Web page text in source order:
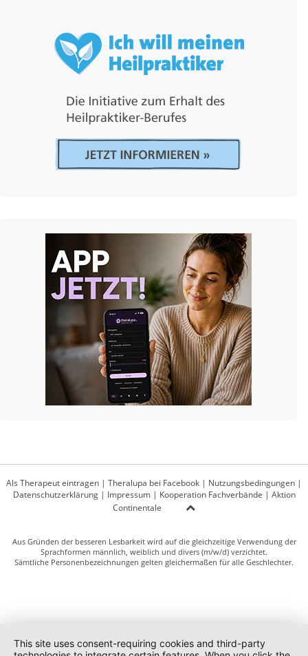
Als Therapeut eintragen | Theralupa bei Facebook | Nutzungsbedingungen |
Datenschutzerklärung| Impressum| Kooperation Fachverbände | Aktion
Continentale
Aus Gründen der besseren Lesbarkeit wird auf die gleichzeitige Verwendung der
Sprachformen männlich, weiblich und divers (m/w/d) verzichtet.
Sämtliche Personenbezeichnungen gelten gleichermaßen für alle Geschlechter.
This site uses consent-requiring cookies and third-party